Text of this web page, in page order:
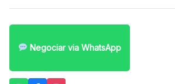
Negociar via WhatsApp